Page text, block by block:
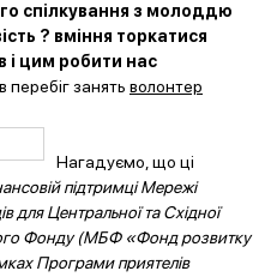
спілкування з молоддю
? вміння торкатися
і цим робити нас
перебіг занять волонтер
Нагадуємо, що ці
підтримці Мережі
для Центральної та Східної
Фонду (МБФ «Фонд розвитку
Програми приятелів